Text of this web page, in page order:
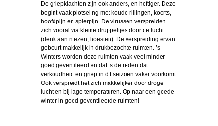
De griepklachten zijn ook anders, en heftiger. Deze
begint vaak plotseling met koude rillingen, koorts,
hoofdpijn en spierpijn. De virussen verspreiden
zich vooral via kleine druppeltjes door de lucht
(denk aan niezen, hoesten). De verspreiding ervan
gebeurt makkelijk in drukbezochte ruimten. ’s
Winters worden deze ruimten vaak veel minder
goed geventileerd en dát is de reden dat
verkoudheid en griep in dit seizoen vaker voorkomt.
Ook verspreidt het zich makkelijker door droge
lucht en bij lage temperaturen. Op naar een goede
winter in goed geventileerde ruimten!